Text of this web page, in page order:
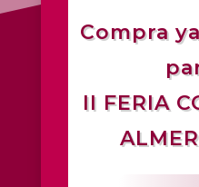
Compra
II FERIA